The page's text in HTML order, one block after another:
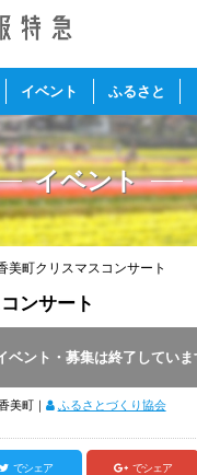
イベント ふるさと
イベント
美町クリスマスコンサート
ンサート
ベント・募集は終了していま
美町｜ ふるさとづくり協会
でシェア でシェア